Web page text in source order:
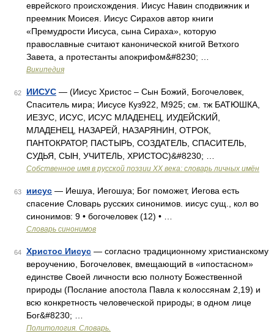
еврейского происхождения. Иисус Навин сподвижник и
преемник Моисея. Иисус Сирахов автор книги
«Премудрости Иисуса, сына Сираха», которую
православные считают канонической книгой Ветхого
Завета, а протестанты апокрифом&#8230; …
Википедия
62 ИИСУС — (Иисус Христос – Сын Божий, Богочеловек,
Спаситель мира; Иисусе Куз922, М925; см. тж БАТЮШКА,
ИЕЗУС, ИСУС, ИСУС МЛАДЕНЕЦ, ИУДЕЙСКИЙ,
МЛАДЕНЕЦ, НАЗАРЕЙ, НАЗАРЯНИН, ОТРОК,
ПАНТОКРАТОР, ПАСТЫРЬ, СОЗДАТЕЛЬ, СПАСИТЕЛЬ,
СУДЬЯ, СЫН, УЧИТЕЛЬ, ХРИСТОС)&#8230; …
Собственное имя в русской поэзии XX века: словарь личных имён
63 иисус — Иешуа, Иегошуа; Бог поможет, Иегова есть
спасение Словарь русских синонимов. иисус сущ., кол во
синонимов: 9 • богочеловек (12) • …
Словарь синонимов
64 Христос Иисус — согласно традиционному христианскому
вероучению, Богочеловек, вмещающий в «ипостасном»
единстве Своей личности всю полноту Божественной
природы (Послание апостола Павла к колоссянам 2,19) и
всю конкретность человеческой природы; в одном лице
Бог&#8230; …
Политология. Словарь.